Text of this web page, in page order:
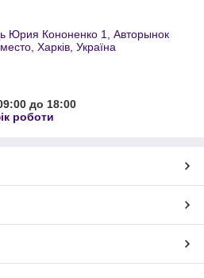
Юрия Кононенко 1, Авторынок
Харків, Україна
до 18:00
роботи